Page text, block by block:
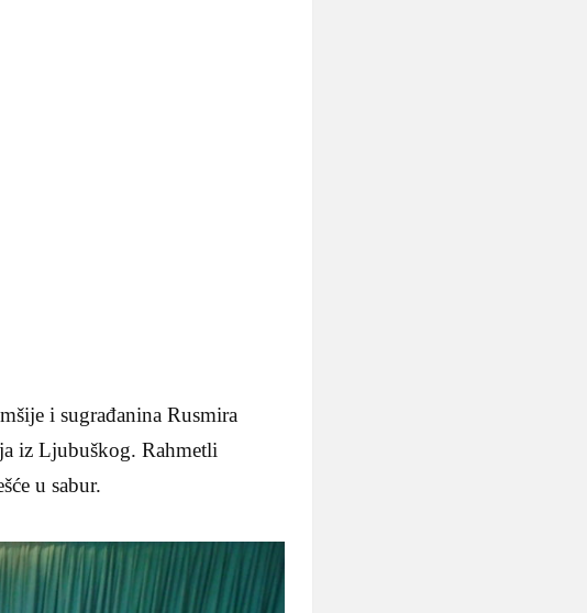
i sugrađanina Rusmira
iz Ljubuškog. Rahmetli
u sabur.